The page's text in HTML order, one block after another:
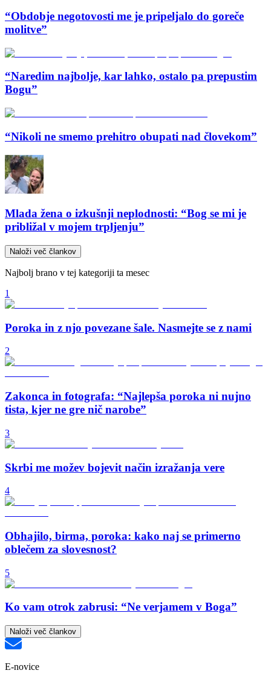
“Obdobje negotovosti me je pripeljalo do goreče
molitve”
“Naredim najbolje, kar lahko, ostalo pa prepustim
Bogu”
“Nikoli ne smemo prehitro obupati nad človekom”
Mlada žena o izkušnji neplodnosti: “Bog se mi je
približal v mojem trpljenju”
Naloži več člankov
Najbolj brano v tej kategoriji ta mesec
1
Poroka in z njo povezane šale. Nasmejte se z nami
2
Zakonca in fotografa: “Najlepša poroka ni nujno
tista, kjer ne gre nič narobe”
3
Skrbi me možev bojevit način izražanja vere
4
Obhajilo, birma, poroka: kako naj se primerno
oblečem za slovesnost?
5
Ko vam otrok zabrusi: “Ne verjamem v Boga”
Naloži več člankov
E-novice